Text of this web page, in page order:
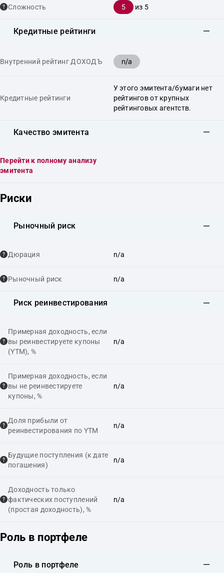
Сложность 5 из 5
Кредитные рейтинги
Внутренний рейтинг ДОХОДЪ n/a
Кредитные рейтинги
У этого эмитента/бумаги нет
рейтингов от крупных
рейтинговых агентств.
Качество эмитента
Перейти к полному анализу
эмитента
Риски
Рыночный риск
Дюрация n/a
Рыночный риск n/a
Риск реинвестирования
Примерная доходность, если
вы реинвестируете купоны
(YTM), %
n/a
Примерная доходность, если
вы не реинвестируете
купоны, %
n/a
Доля прибыли от
реинвестирования по YTM
n/a
Будущие поступления (к дате
погашения)
n/a
Доходность только
фактических поступлений
(простая доходность), %
n/a
Роль в портфеле
Роль в портфеле